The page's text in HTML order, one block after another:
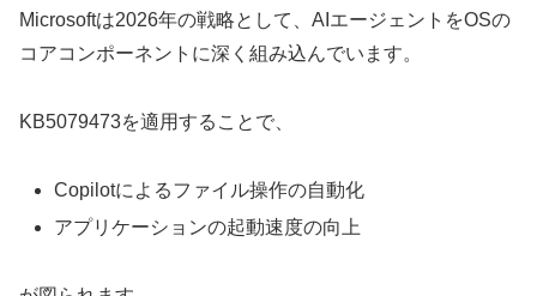
Microsoftは2026年の戦略として、AIエージェントをOSの
コアコンポーネントに深く組み込んでいます。
KB5079473を適用することで、
Copilotによるファイル操作の自動化
アプリケーションの起動速度の向上